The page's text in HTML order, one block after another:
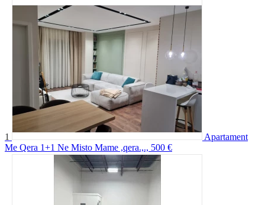
1
Apartament
Me Qera 1+1 Ne Misto Mame ,qera.,., 500 €